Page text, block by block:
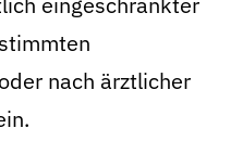
nach ärztlicher